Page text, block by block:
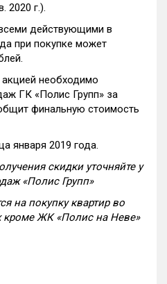
2020 г.).
действующими в
при покупке может
необходимо
ГК «Полис Групп» за
финальную стоимость
января 2019 года.
скидки уточняйте у
«Полис Групп»
на покупку квартир во
кроме ЖК «Полис на Неве»